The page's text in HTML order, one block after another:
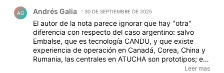
AG Andrés Galia 30 DE SEPTIEMBRE DE 2025
El autor de la nota parece ignorar que hay "otra"
diferencia con respecto del caso argentino: salvo
Embalse, que es tecnología CANDU, y que existe
experiencia de operación en Canadá, Corea, China y
Rumania, las centrales en ATUCHA son prototipos; es
decir, no existe en ningún otro lugar centrales con esa
Leer mas